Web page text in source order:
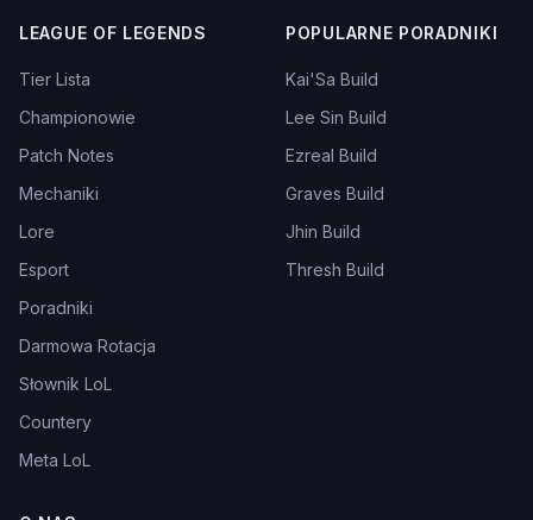
LEAGUE OF LEGENDS
Tier Lista
Championowie
Patch Notes
Mechaniki
Lore
Esport
Poradniki
Darmowa Rotacja
Słownik LoL
Countery
Meta LoL
POPULARNE PORADNIKI
Kai'Sa Build
Lee Sin Build
Ezreal Build
Graves Build
Jhin Build
Thresh Build